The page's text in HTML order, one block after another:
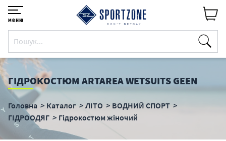
меню
ГІДРОКОСТЮМ ARTAREA WETSUITS GEEN
Головна Каталог ЛІТО
ВОДНИЙ СПОРТ
ГІДРООДЯГ
Гідрокостюм жіночий